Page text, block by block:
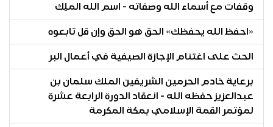
وقفات مع أسماء الله وصفاته - اسم الله الملِك
«احفظ الله يحفظك» الحق هو الحق وإن قل تابعوه
الحث على اغتنام الإجازة الصيفية في أعمال البر
برعاية خادم الحرمين الشريفين الملك سلمان بن
عبدالعزيز حفظه الله - انعقاد الدورة الرابعة عشرة
لمؤتمر القمة الإسلامي بمكة المكرمة